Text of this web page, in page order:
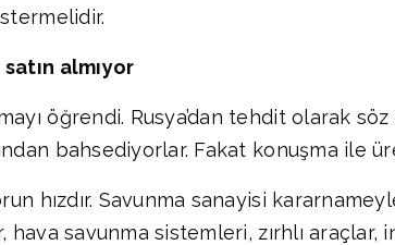
almıyor
öğrendi. Rusya’dan tehdit olarak
bahsediyorlar. Fakat konuşma ile
hızdır. Savunma sanayisi
savunma sistemleri, zırhlı araçlar,